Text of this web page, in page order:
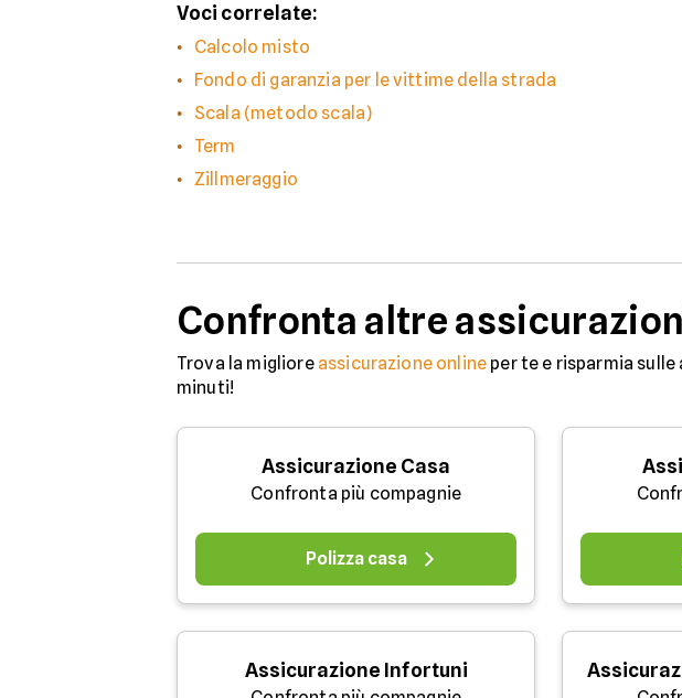
Voci correlate:
Calcolo misto
Fondo di garanzia per le vittime della strada
Scala (metodo scala)
Term
Zillmeraggio
Confronta altre
Trova la migliore assicurazione online per te e risparmia
minuti!
Assicurazione Casa
Confronta più compagnie
Polizza casa
Assicurazione Infortuni